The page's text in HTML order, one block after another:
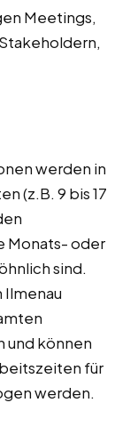
Meetings,
werden in
(z.B. 9 bis 17
Monats- oder
sind.
Ilmenau
und können
für
werden.